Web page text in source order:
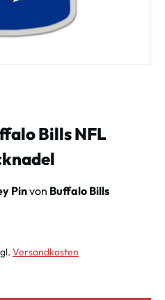
Bills NFL
Pinvon Buffalo Bills
Versandkosten